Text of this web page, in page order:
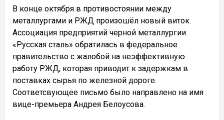
В конце октября в противостоянии между
металлургами и РЖД произошёл новый виток.
Ассоциация предприятий черной металлургии
«Русская сталь» обратилась в федеральное
правительство с жалобой на неэффективную
работу РЖД, которая приводит к задержкам в
поставках сырья по железной дороге.
Соответсвующее письмо было направлено на имя
вице-премьера Андрея Белоусова.